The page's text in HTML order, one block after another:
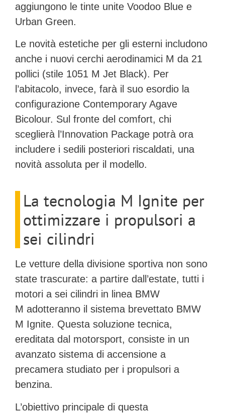
aggiungono le tinte unite Voodoo Blue e
Urban Green.
Le novità estetiche per gli esterni includono
anche i nuovi cerchi aerodinamici M da 21
pollici (stile 1051 M Jet Black). Per
l’abitacolo, invece, farà il suo esordio la
configurazione Contemporary Agave
Bicolour. Sul fronte del comfort, chi
sceglierà l’Innovation Package potrà ora
includere i sedili posteriori riscaldati, una
novità assoluta per il modello.
La tecnologia M Ignite per
ottimizzare i propulsori a
sei cilindri
Le vetture della divisione sportiva non sono
state trascurate: a partire dall’estate, tutti i
motori a sei cilindri in linea BMW
M adotteranno il sistema brevettato BMW
M Ignite. Questa soluzione tecnica,
ereditata dal motorsport, consiste in un
avanzato sistema di accensione a
precamera studiato per i propulsori a
benzina.
L’obiettivo principale di questa